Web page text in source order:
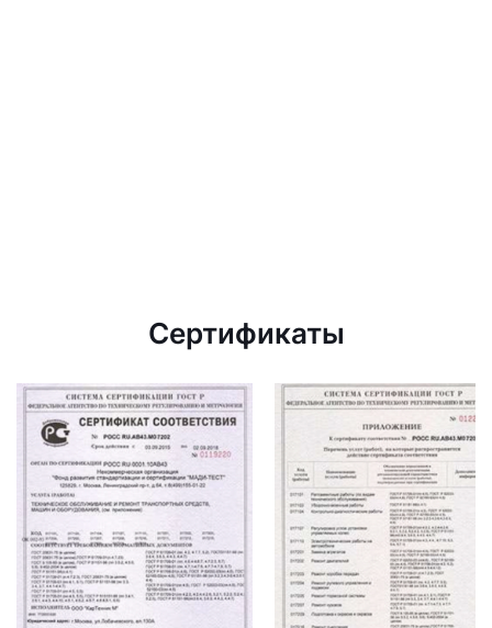
Сертификаты